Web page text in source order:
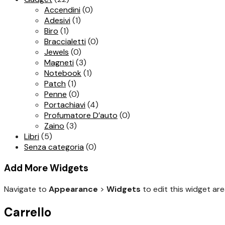
Accendini(0)
Adesivi(1)
Biro (1)
Braccialetti(0)
Jewels (0)
Magneti(3)
Notebook(1)
Patch(1)
Penne (0)
Portachiavi(4)
Profumatore D’auto (0)
Zaino (3)
Libri(5)
Senza categoria(0)
Add More Widgets
Navigate to Appearance > Widgets to edit this widget
Carrello